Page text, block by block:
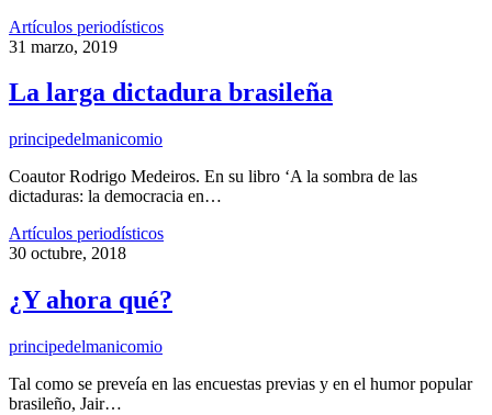
Artículos periodísticos
31 marzo, 2019
La larga dictadura brasileña
principedelmanicomio
Coautor Rodrigo Medeiros. En su libro ‘A la sombra de las
dictaduras: la democracia en…
Artículos periodísticos
30 octubre, 2018
¿Y ahora qué?
principedelmanicomio
Tal como se preveía en las encuestas previas y en el humor popular
brasileño, Jair…